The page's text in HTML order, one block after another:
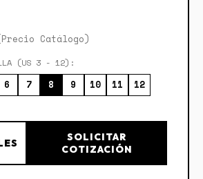
Catálogo)
(US 3 - 12):
6 7 8 9 10 11 12
SOLICITAR
COTIZACIÓN